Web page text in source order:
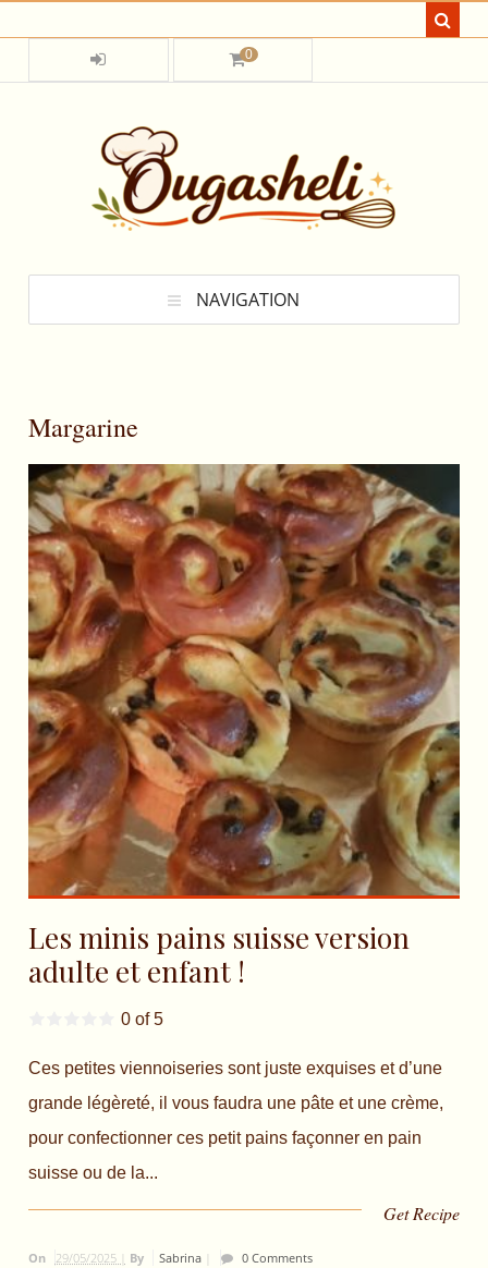
0
NAVIGATION
Margarine
Les minis pains suisse version
adulte et enfant !
0 of 5
Ces petites viennoiseries sont juste exquises et d’une
grande légèreté, il vous faudra une pâte et une crème,
pour confectionner ces petit pains façonner en pain
suisse ou de la...
Get Recipe
On 29/05/2025 | By Sabrina| 0 Comments